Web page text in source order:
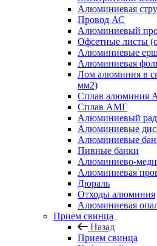
Алюминиевая
Провод АС
Алюминиевый
Офсетные листы
Алюминиевые
Алюминиевая
Лом алюминия в
мм2)
Сплав алюминия
Сплав АМГ
Алюминиевый
Алюминиевые
Алюминиевые
Пивные банки
Алюминиево-
Алюминиевая
Дюраль
Отходы алюминия
Алюминиевая
Прием свинца
Назад
Прием свинца